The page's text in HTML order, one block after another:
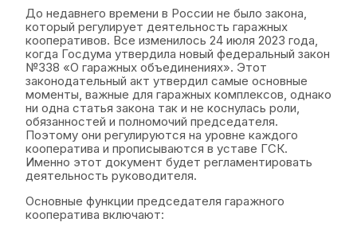
До недавнего времени в России не было закона,
который регулирует деятельность гаражных
кооперативов. Все изменилось 24 июля 2023 года,
когда Госдума утвердила новый федеральный закон
№338 «О гаражных объединениях». Этот
законодательный акт утвердил самые основные
моменты, важные для гаражных комплексов, однако
ни одна статья закона так и не коснулась роли,
обязанностей и полномочий председателя.
Поэтому они регулируются на уровне каждого
кооператива и прописываются в уставе ГСК.
Именно этот документ будет регламентировать
деятельность руководителя.
Основные функции председателя гаражного
кооператива включают: